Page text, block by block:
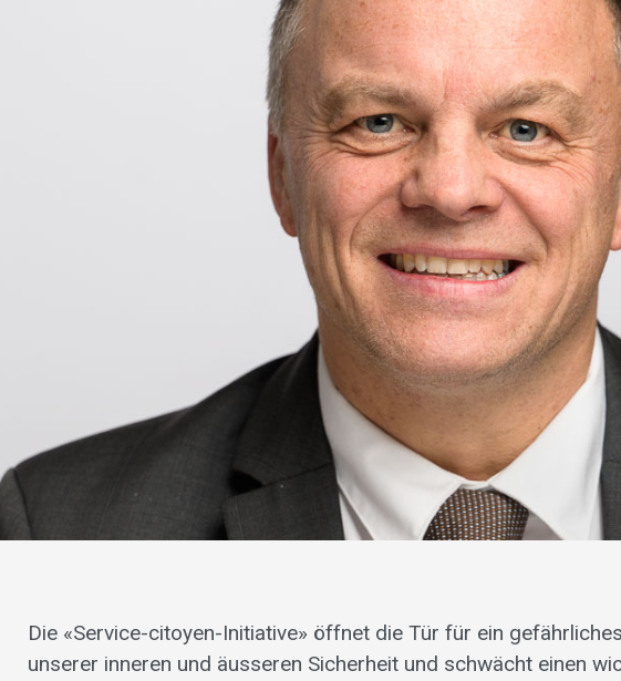
Die «Service-citoyen-Initiative» öffnet die Tür für ein
unserer inneren und äusseren Sicherheit und schwächt einen